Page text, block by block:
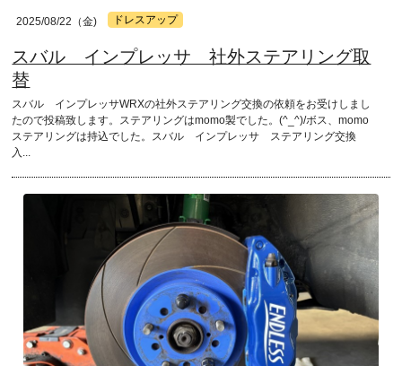
2025/08/22（金) ドレスアップ
スバル インプレッサ 社外ステアリング取
替
スバル インプレッサWRXの社外ステアリング交換の依頼をお受けしまし
たので投稿致します。ステアリングはmomo製でした。(^_^)/ボス、momo
ステアリングは持込でした。スバル インプレッサ ステアリング交換
入...